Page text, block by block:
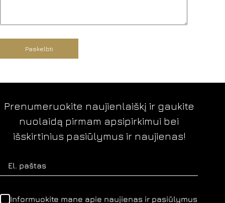
Paskelbti
Prenumeruokite naujienlaiškį ir gaukite
nuolaidą pirmam apsipirkimui bei
išskirtinius pasiūlymus ir naujienas!
Informuokite mane apie naujienas ir pasiūlymus